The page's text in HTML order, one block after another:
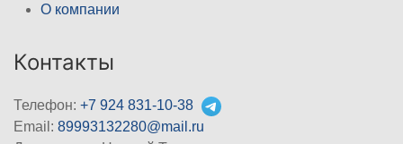
О компании
Контакты
Телефон: +7 924 831-10-38
Email: 89993132280@mail.ru